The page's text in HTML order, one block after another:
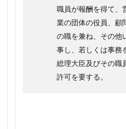
職員が報酬を得て、
業の団体の役員、顧
の職を兼ね、その他
事し、若しくは事務
総理大臣及びその職
許可を要する。